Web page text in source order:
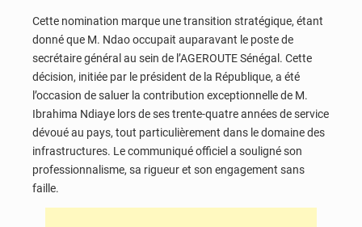
Cette nomination marque une transition stratégique, étant
donné que M. Ndao occupait auparavant le poste de
secrétaire général au sein de l’AGEROUTE Sénégal. Cette
décision, initiée par le président de la République, a été
l’occasion de saluer la contribution exceptionnelle de M.
Ibrahima Ndiaye lors de ses trente-quatre années de service
dévoué au pays, tout particulièrement dans le domaine des
infrastructures. Le communiqué officiel a souligné son
professionnalisme, sa rigueur et son engagement sans
faille.